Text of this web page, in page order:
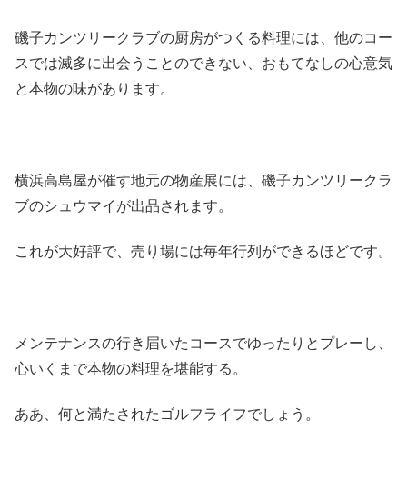
磯子カンツリークラブの厨房がつくる料理には、他のコー
スでは滅多に出会うことのできない、おもてなしの心意気
と本物の味があります。
横浜高島屋が催す地元の物産展には、磯子カンツリークラ
ブのシュウマイが出品されます。
これが大好評で、売り場には毎年行列ができるほどです。
メンテナンスの行き届いたコースでゆったりとプレーし、
心いくまで本物の料理を堪能する。
ああ、何と満たされたゴルフライフでしょう。